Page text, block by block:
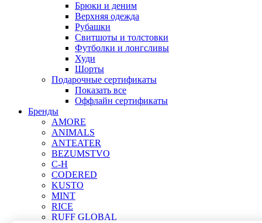
Брюки и деним
Верхняя одежда
Рубашки
Свитшоты и толстовки
Футболки и лонгсливы
Худи
Шорты
Подарочные сертификаты
Показать все
Оффлайн сертификаты
Бренды
AMORE
ANIMALS
ANTEATER
BEZUMSTVO
C-H
CODERED
KUSTO
MINT
RICE
RUFF GLOBAL